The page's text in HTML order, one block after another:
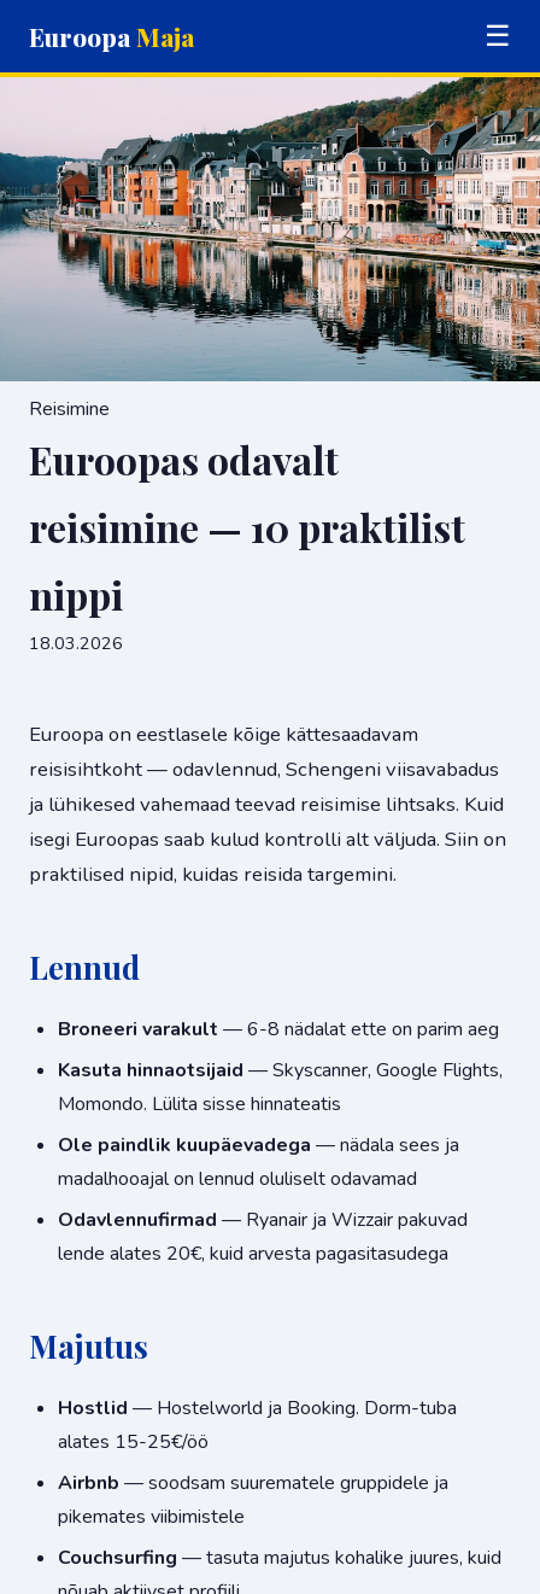
Euroopa Maja ☰
Reisimine
Euroopas odavalt
reisimine — 10 praktilist
nippi
18.03.2026
Euroopa on eestlasele kõige kättesaadavam
reisisihtkoht — odavlennud, Schengeni viisavabadus
ja lühikesed vahemaad teevad reisimise lihtsaks. Kuid
isegi Euroopas saab kulud kontrolli alt väljuda. Siin on
praktilised nipid, kuidas reisida targemini.
Lennud
Broneeri varakult — 6-8 nädalat ette on parim aeg
Kasuta hinnaotsijaid — Skyscanner, Google Flights,
Momondo. Lülita sisse hinnateatis
Ole paindlik kuupäevadega — nädala sees ja
madalhooajal on lennud oluliselt odavamad
Odavlennufirmad — Ryanair ja Wizzair pakuvad
lende alates 20€, kuid arvesta pagasitasudega
Majutus
Hostlid — Hostelworld ja Booking. Dorm-tuba
alates 15-25€/öö
Airbnb — soodsam suurematele gruppidele ja
pikemates viibimistele
Couchsurfing — tasuta majutus kohalike juures, kuid